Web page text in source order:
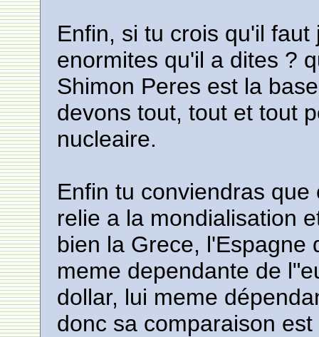
Enfin, si tu crois qu'il
enormites qu'il a dites ?
Shimon Peres est la
devons tout, tout et tout
nucleaire.
Enfin tu conviendras
relie a la mondialisation
bien la Grece, l'Espagne
meme dependante de
dollar, lui meme
donc sa comparaison est